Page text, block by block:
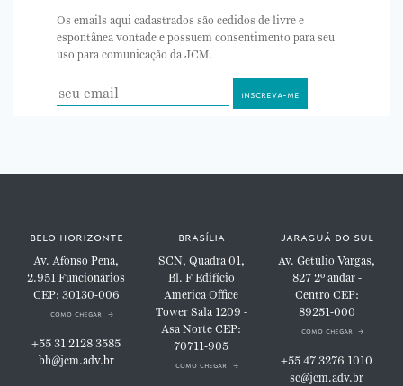
Os emails aqui cadastrados são cedidos de livre e
espontânea vontade e possuem consentimento para seu
uso para comunicação da JCM.
belo horizonte
Av. Afonso Pena,
2.951Funcionários
CEP: 30130-006
como chegar
+55 31 2128 3585
bh@jcm.adv.br
brasília
SCN, Quadra 01,
Bl. FEdifício
America Office
TowerSala 1209 -
Asa NorteCEP:
70711-905
como chegar
jaraguá do sul
Av. Getúlio Vargas,
8272º andar -
Centro CEP:
89251-000
como chegar
+55 47 3276 1010
sc@jcm.adv.br